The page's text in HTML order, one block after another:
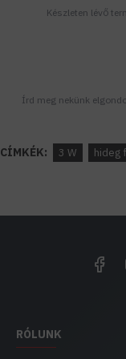
Készleten lévő
Írd meg nekünk
CÍMKÉK: 3 W hideg
RÓLUNK